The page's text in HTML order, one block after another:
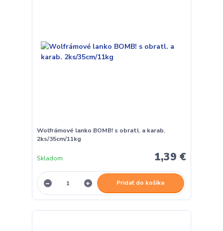
Wolfrámové lanko BOMB! s obratl. a karab.
2ks/35cm/11kg
1,39 €
Skladom
Pridať do košíka